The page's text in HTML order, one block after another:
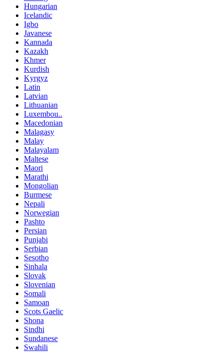
Hungarian
Icelandic
Igbo
Javanese
Kannada
Kazakh
Khmer
Kurdish
Kyrgyz
Latin
Latvian
Lithuanian
Luxembou..
Macedonian
Malagasy
Malay
Malayalam
Maltese
Maori
Marathi
Mongolian
Burmese
Nepali
Norwegian
Pashto
Persian
Punjabi
Serbian
Sesotho
Sinhala
Slovak
Slovenian
Somali
Samoan
Scots Gaelic
Shona
Sindhi
Sundanese
Swahili